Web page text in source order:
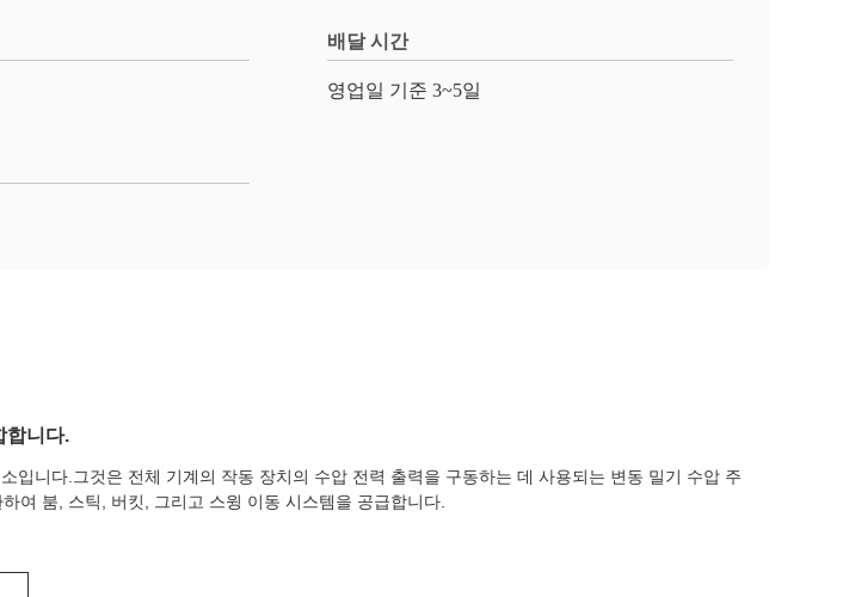
배달 시간
영업일 기준 3~5일
합니다.
니다.그것은 전체 기계의 작동 장치의 수압 전력 출력을 구동하는 데 사용되는 변동 밀기 수압 주
여 붐, 스틱, 버킷, 그리고 스윙 이동 시스템을 공급합니다.